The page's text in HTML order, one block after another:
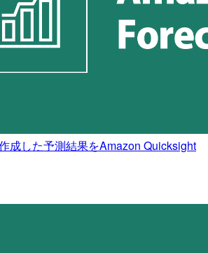
成した予測結果をAmazon Quicksight